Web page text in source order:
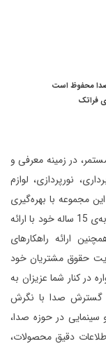
محفوظ است
فراتک
با 15 سال سابقه مستمر، در زمینه معرفی و
نورپردازی، لوازم
این مجموعه با بهره‌گیری
از افراد مجرب و مهندسین متخصص و به لطف تجربه‌ی 15 ساله خود با ارائه
ارائه راهکارهای
حقوق مشتریان خود
در کنار شما عزیزان به
صدا با نگرش
در حوزه صدا،
اطلاعات دقیق محصولات،